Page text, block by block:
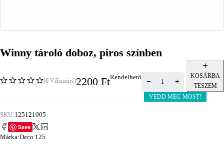
Winny tároló doboz, piros színben
(0 Vélemény)2200 FtRendelhető
KOSÁRBA
TESZEM
VEDD MEG MOST!
SKU:125121005
Save
Márka:Deco 125